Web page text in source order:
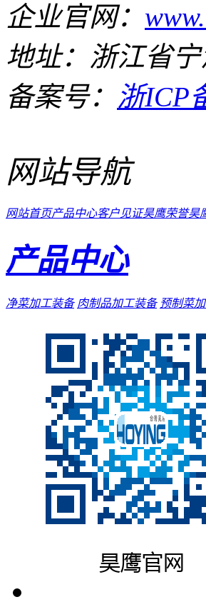
企业官网：
地址：浙江省
备案号： 浙ICP
网站导航
网站首页产品中心客户见证昊鹰荣誉昊
产品中心
净菜加工装备 肉制品加工装备 预制菜